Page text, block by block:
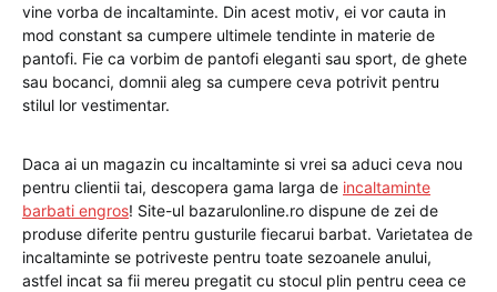
vine vorba de incaltaminte. Din acest motiv, ei vor cauta in
mod constant sa cumpere ultimele tendinte in materie de
pantofi. Fie ca vorbim de pantofi eleganti sau sport, de ghete
sau bocanci, domnii aleg sa cumpere ceva potrivit pentru
stilul lor vestimentar.
Daca ai un magazin cu incaltaminte si vrei sa aduci ceva nou
pentru clientii tai, descopera gama larga de incaltaminte
barbati engros! Site-ul bazarulonline.ro dispune de zei de
produse diferite pentru gusturile fiecarui barbat. Varietatea de
incaltaminte se potriveste pentru toate sezoanele anului,
astfel incat sa fii mereu pregatit cu stocul plin pentru ceea ce